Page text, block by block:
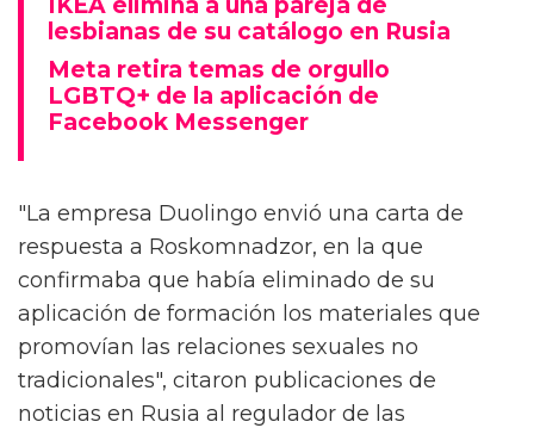
lesbianas de su catálogo en Rusia
Meta retira temas de orgullo
LGBTQ+ de la aplicación de
Facebook Messenger
"La empresa Duolingo envió una carta de
respuesta a Roskomnadzor, en la que
confirmaba que había eliminado de su
aplicación de formación los materiales que
promovían las relaciones sexuales no
tradicionales", citaron publicaciones de
noticias en Rusia al regulador de las